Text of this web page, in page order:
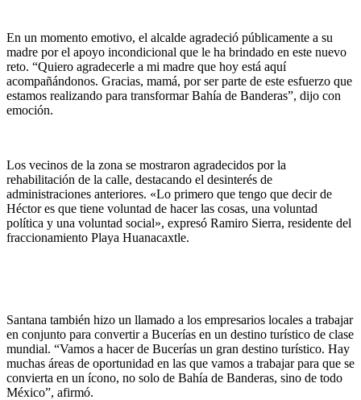
En un momento emotivo, el alcalde agradeció públicamente a su
madre por el apoyo incondicional que le ha brindado en este nuevo
reto. “Quiero agradecerle a mi madre que hoy está aquí
acompañándonos. Gracias, mamá, por ser parte de este esfuerzo que
estamos realizando para transformar Bahía de Banderas”, dijo con
emoción.
Los vecinos de la zona se mostraron agradecidos por la
rehabilitación de la calle, destacando el desinterés de
administraciones anteriores. «Lo primero que tengo que decir de
Héctor es que tiene voluntad de hacer las cosas, una voluntad
política y una voluntad social», expresó Ramiro Sierra, residente del
fraccionamiento Playa Huanacaxtle.
Santana también hizo un llamado a los empresarios locales a trabajar
en conjunto para convertir a Bucerías en un destino turístico de clase
mundial. “Vamos a hacer de Bucerías un gran destino turístico. Hay
muchas áreas de oportunidad en las que vamos a trabajar para que se
convierta en un ícono, no solo de Bahía de Banderas, sino de todo
México”, afirmó.